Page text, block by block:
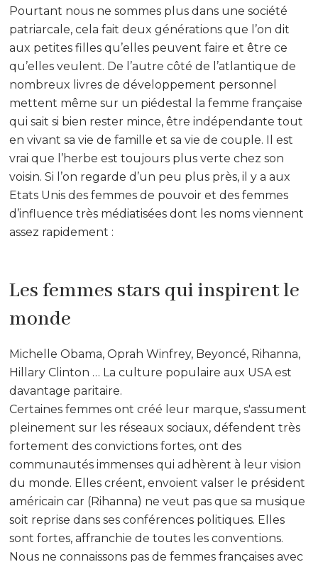
Pourtant nous ne sommes plus dans une société
patriarcale, cela fait deux générations que l’on dit
aux petites filles qu’elles peuvent faire et être ce
qu’elles veulent. De l’autre côté de l’atlantique de
nombreux livres de développement personnel
mettent même sur un piédestal la femme française
qui sait si bien rester mince, être indépendante tout
en vivant sa vie de famille et sa vie de couple. Il est
vrai que l’herbe est toujours plus verte chez son
voisin. Si l’on regarde d’un peu plus près, il y a aux
Etats Unis des femmes de pouvoir et des femmes
d’influence très médiatisées dont les noms viennent
assez rapidement :
Les femmes stars qui inspirent le
monde
Michelle Obama, Oprah Winfrey, Beyoncé, Rihanna,
Hillary Clinton … La culture populaire aux USA est
davantage paritaire.
Certaines femmes ont créé leur marque, s'assument
pleinement sur les réseaux sociaux, défendent très
fortement des convictions fortes, ont des
communautés immenses qui adhèrent à leur vision
du monde. Elles créent, envoient valser le président
américain car (Rihanna) ne veut pas que sa musique
soit reprise dans ses conférences politiques. Elles
sont fortes, affranchie de toutes les conventions.
Nous ne connaissons pas de femmes françaises avec